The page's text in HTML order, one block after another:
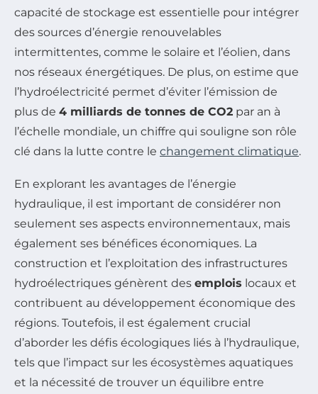
capacité de stockage est essentielle pour intégrer
des sources d’énergie renouvelables
intermittentes, comme le solaire et l’éolien, dans
nos réseaux énergétiques. De plus, on estime que
l’hydroélectricité permet d’éviter l’émission de
plus de 4 milliards de tonnes de CO2 par an à
l’échelle mondiale, un chiffre qui souligne son rôle
clé dans la lutte contre le changement climatique.
En explorant les avantages de l’énergie
hydraulique, il est important de considérer non
seulement ses aspects environnementaux, mais
également ses bénéfices économiques. La
construction et l’exploitation des infrastructures
hydroélectriques génèrent des emplois locaux et
contribuent au développement économique des
régions. Toutefois, il est également crucial
d’aborder les défis écologiques liés à l’hydraulique,
tels que l’impact sur les écosystèmes aquatiques
et la nécessité de trouver un équilibre entre